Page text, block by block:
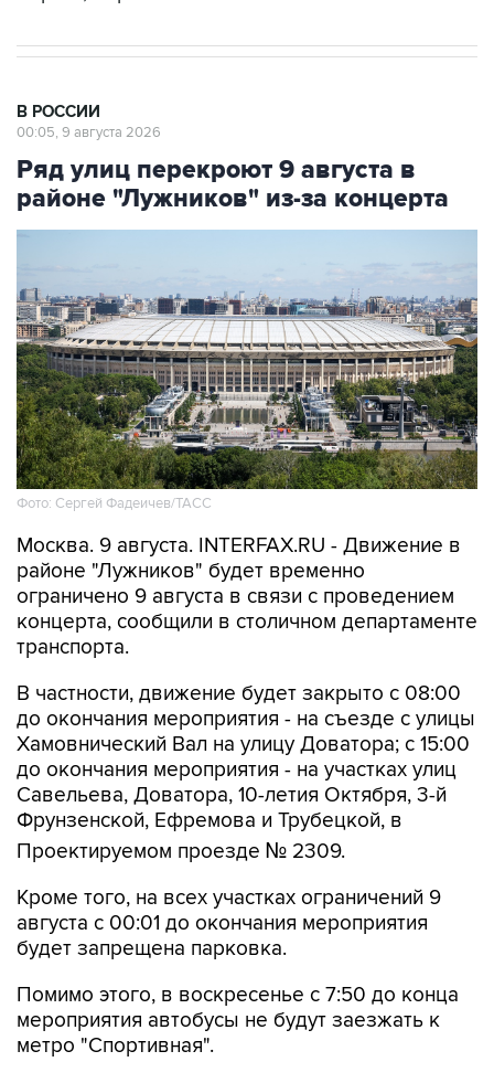
Ряд улиц перекроют 9 августа в
районе "Лужников" из-за концерта
Фото: Сергей Фадеичев/ТАСС
Москва. 9 августа. INTERFAX.RU - Движение в
ограничено 9 августа в связи с проведением
концерта, сообщили в столичном департаменте
транспорта.
В частности, движение будет закрыто с 08:00
Хамовнический Вал на улицу Доватора; с 15:00
до окончания мероприятия - на участках улиц
Савельева, Доватора, 10-летия Октября, 3-й
Фрунзенской, Ефремова и Трубецкой, в
Проектируемом проезде № 2309.
Кроме того, на всех участках ограничений 9
будет запрещена парковка.
Помимо этого, в воскресенье с 7:50 до конца
метро "Спортивная".
Согласно открытым данным, 9 августа в